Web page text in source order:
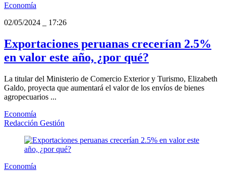
Economía
02/05/2024
17:26
Exportaciones peruanas crecerían 2.5%
en valor este año, ¿por qué?
La titular del Ministerio de Comercio Exterior y Turismo, Elizabeth
Galdo, proyecta que aumentará el valor de los envíos de bienes
agropecuarios ...
Economía
Redacción Gestión
Economía